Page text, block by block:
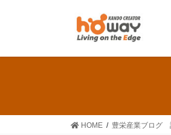
HOME 豊栄産業ブログ